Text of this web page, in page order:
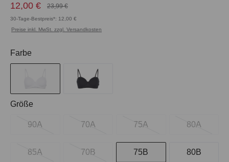
12,00 € 23,99 €
30-Tage-Bestpreis*: 12,00 €
Preise inkl. MwSt. zzgl. Versandkosten
Farbe
Größe
90A 70A 75A 80A
85A 70B 75B 80B